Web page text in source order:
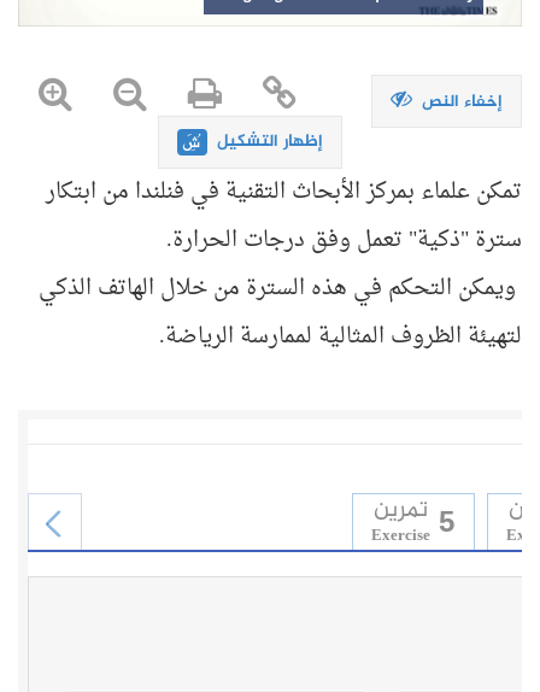
إخفاء النص
إظهار التشكيل
تمكن علماء بمركز الأبحاث التقنية في فنلندا من ابتكار
سترة "ذكية" تعمل وفق درجات الحرارة.
ويمكن التحكم في هذه السترة من خلال الهاتف الذكي
لتهيئة الظروف المثالية لممارسة الرياضة.